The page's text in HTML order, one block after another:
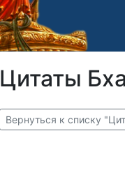
Цитаты
Вернуться к списку